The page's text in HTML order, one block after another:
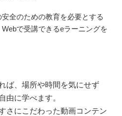
全のための教育を必要とする
で受講できるeラーニングを
ば、場所や時間を気にせず
由に学べます。
さにこだわった動画コンテン